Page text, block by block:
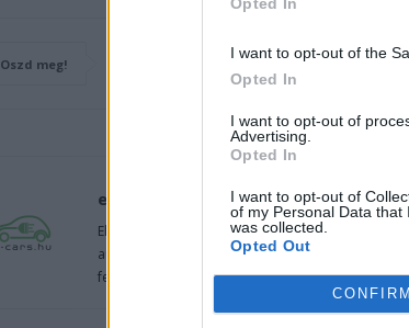
I want to opt-out of the
Opted In
I want to opt-out of
Advertising.
Opted In
I want to opt-out of
of my Personal Data that
was collected.
Opted Out
CONFIRM
Oszd meg!
e-cars.hu
Elektromosan közlekedsz, vagy a váltáson
autók világából, vagy foglalkoztatnak a legújabb
fenntarthatóság területén? Akkor jó helyen jársz!